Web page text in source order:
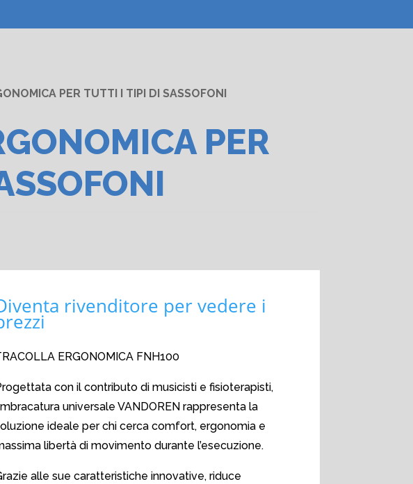
PER TUTTI I TIPI DI SASSOFONI
PER
rivenditore per vedere i
ERGONOMICA FNH100
con il contributo di musicisti e fisioterapisti,
universale VANDOREN rappresenta la
ideale per chi cerca comfort, ergonomia e
libertà di movimento durante l’esecuzione.
alle sue caratteristiche innovative, riduce